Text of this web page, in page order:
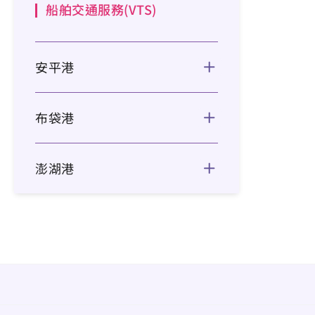
船舶交通服務(VTS)
安平港
布袋港
澎湖港